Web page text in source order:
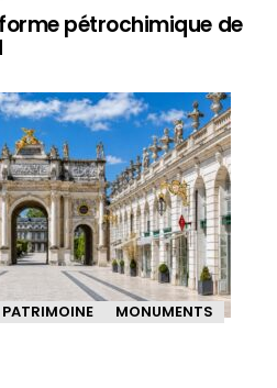
pétrochimique de
MONUMENTS